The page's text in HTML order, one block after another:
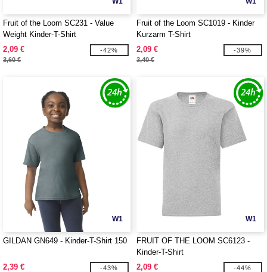
Fruit of the Loom SC231 - Value
Weight Kinder-T-Shirt
2,09 €
3,60 €
-42%
Fruit of the Loom SC1019 - Kinder
Kurzarm T-Shirt
2,09 €
3,40 €
-39%
W1
GILDAN GN649 - Kinder-T-Shirt 150
2,39 € -43%
W1
FRUIT OF THE LOOM SC6123 -
Kinder-T-Shirt
2,09 €
-44%